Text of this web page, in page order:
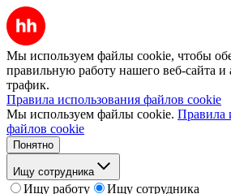
Мы используем файлы cookie, чтобы
правильную работу нашего веб-сайта и
трафик.
Правила использования файлов cookie
Мы используем файлы cookie. Правила
файлов cookie
Понятно
Ищу сотрудника
Ищу работу
Ищу сотрудника